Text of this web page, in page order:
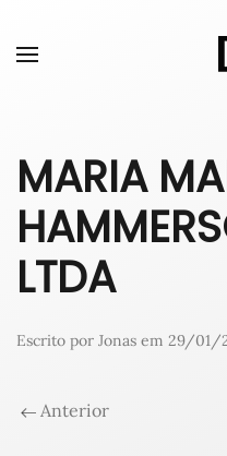
MARIA
LTDA
Escrito por Jonas em 29/01/
Anterior